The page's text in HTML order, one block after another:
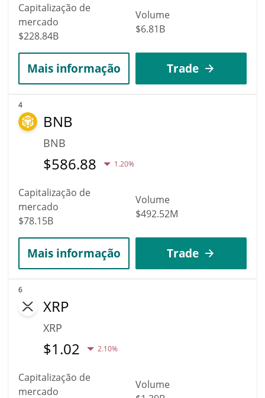
Capitalização de
mercado
$228.84B
Volume
$6.81B
Mais informação Trade
4
BNB
BNB
$586.88 1.20%
Capitalização de
mercado
$78.15B
Volume
$492.52M
Mais informação Trade
6
XRP
XRP
$1.02 2.10%
Capitalização de
mercado
Volume